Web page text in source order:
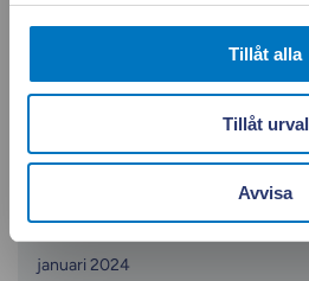
Tillåt alla
Tillåt urval
Avvisa
maj 2024
april 2024
mars 2024
januari 2024